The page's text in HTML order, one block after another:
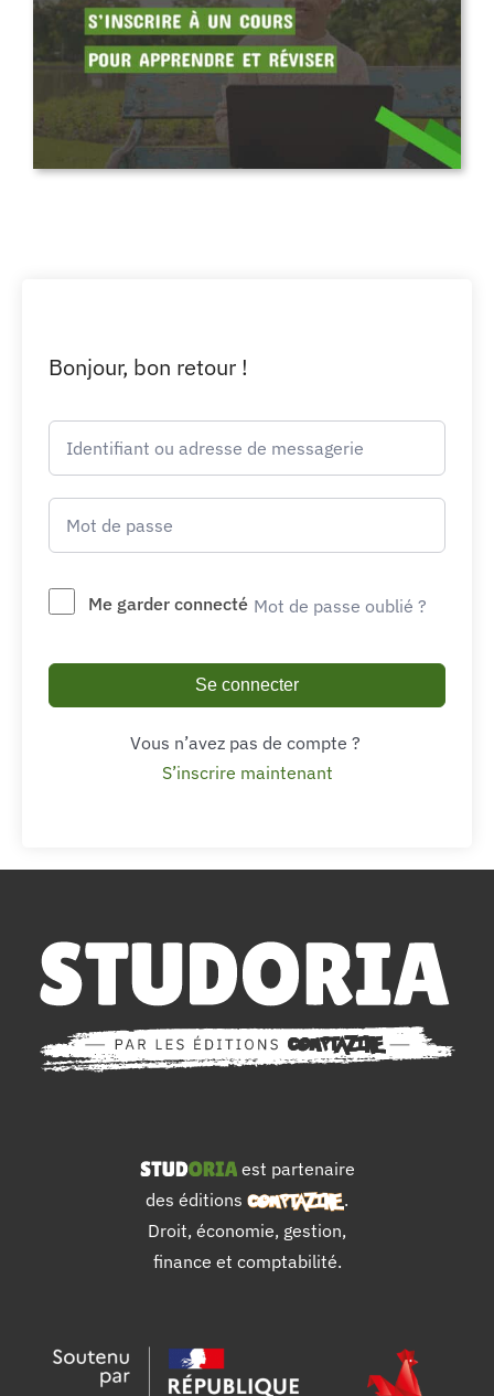
Bonjour, bon retour !
Me garder connecté Mot de passe oublié ?
Se connecter
Vous n’avez pas de compte ?
S’inscrire maintenant
est partenaire
des éditions
.
Droit, économie, gestion,
finance et comptabilité.